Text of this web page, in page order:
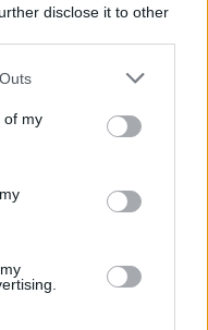
disclose it to other
of my